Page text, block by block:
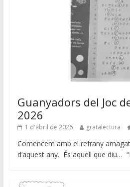
Guanyadors del Joc
2026
1 d'abril de 2026 gratalectura
Comencem amb el refrany
d’aquest any. És aquell que diu…